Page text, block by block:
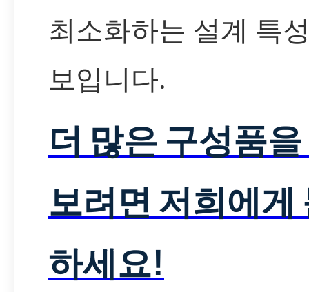
최소화하는 설계 특
보입니다.
더 많은 구성품
보려면 저희에게
하세요!